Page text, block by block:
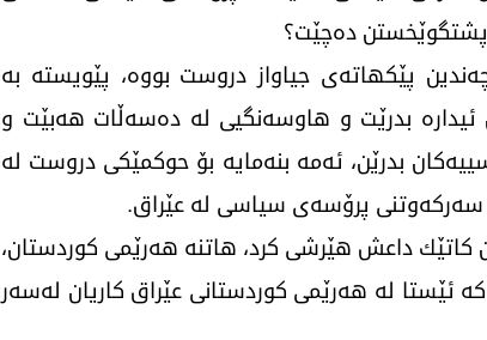
پێكهاتەی جیاواز دروست بووە، پێویستە بە
بدرێت و هاوسەنگیی لە دەسەڵات هەبێت و
بدرێن، ئەمە بنەمایە بۆ حوكمێكی دروست لە
پرۆسەی سیاسی لە عێراق.
كاتێك داعش هێرشی كرد، هاتنە هەرێمی كوردستان،
ئێستا لە هەرێمی كوردستانی عێراق كاریان لەسەر